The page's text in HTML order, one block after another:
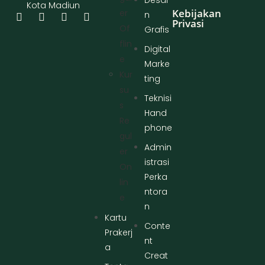
Kota Madiun
n
Grafis
Digital
Marke
ting
Teknisi
Hand
phone
Admin
istrasi
Perka
ntora
n
Conte
nt
Creat
Er
Of
Flin
E
Kur
Su
S
Re
Gul
Er
On
Lin
E
Kartu
Prakerj
a
Kebijakan
Privasi